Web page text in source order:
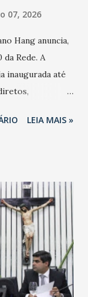
07, 2026
Hang anuncia,
Rede. A
inaugurada até
mas
LEIA MAIS »